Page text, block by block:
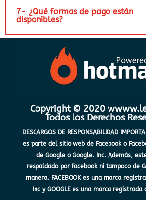
7- ¿Qué formas de pago están
disponibles?
Copyright © 2020
Todos los Derechos
DESCARGOS DE RESPONSABILIDAD
es parte del sitio web de Facebook o
de Google o Google. Inc. Además,
respaldado por Facebook ni tampoco de
manera. FACEBOOK es una marca
Inc y GOOGLE es una marca registrada